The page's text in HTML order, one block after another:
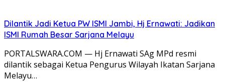
Dilantik Jadi Ketua PW ISMI Jambi, Hj Ernawati: Jadikan
ISMI Rumah Besar Sarjana Melayu
PORTALSWARA.COM — Hj Ernawati SAg MPd resmi
dilantik sebagai Ketua Pengurus Wilayah Ikatan Sarjana
Melayu…